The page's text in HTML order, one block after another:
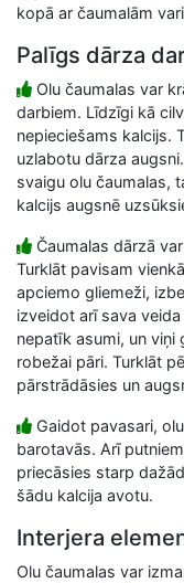
kopā ar čaumalām
Palīgs dārza
Olu čaumalas var
darbiem. Līdzīgi kā
nepieciešams kalcijs.
uzlabotu dārza
svaigu olu čaumalas,
kalcijs augsnē
Čaumalas dārzā
Turklāt pavisam
apciemo gliemeži,
izveidot arī sava
nepatīk asumi, un viņi
robežai pāri. Turklāt
pārstrādāsies un
Gaidot pavasari,
barotavās. Arī
priecāsies starp
šādu kalcija avotu.
Interjera
Olu čaumalas var